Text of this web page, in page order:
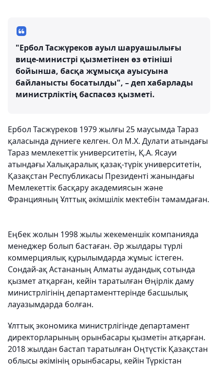
"Ербол Тасжүреков ауыл шаруашылығы
вице-министрі қызметінен өз өтініші
бойынша, басқа жұмысқа ауысуына
байланысты босатылды", – деп хабарлады
министрліктің баспасөз қызметі.
Ербол Тасжүреков 1979 жылғы 25 маусымда Тараз
қаласында дүниеге келген. Ол М.Х. Дулати атындағы
Тараз мемлекеттік университетін, Қ.А. Ясауи
атындағы Халықаралық қазақ-түрік университетін,
Қазақстан Республикасы Президенті жанындағы
Мемлекеттік басқару академиясын және
Францияның Ұлттық әкімшілік мектебін тәмамдаған.
Еңбек жолын 1998 жылы жекеменшік компанияда
менеджер болып бастаған. Әр жылдары түрлі
коммерциялық құрылымдарда жұмыс істеген.
Сондай-ақ Астананың Алматы аудандық сотында
қызмет атқарған, кейін таратылған Өңірлік даму
министрлігінің департаменттерінде басшылық
лауазымдарда болған.
Ұлттық экономика министрлігінде департамент
директорларының орынбасары қызметін атқарған.
2018 жылдан бастап таратылған Оңтүстік Қазақстан
облысы әкімінің орынбасары, кейін Түркістан